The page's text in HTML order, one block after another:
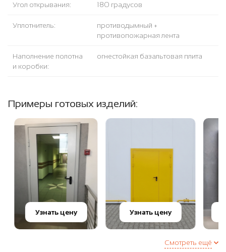
Угол открывания: 180 градусов
Уплотнитель:
противодымный +
противопожарная лента
Наполнение полотна
и коробки:
огнестойкая базальтовая плита
Примеры готовых изделий:
Узнать цену Узнать цену
Смотреть ещё